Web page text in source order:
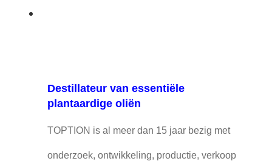
Destillateur van essentiële
plantaardige oliën
TOPTION is al meer dan 15 jaar bezig met
onderzoek, ontwikkeling, productie, verkoop